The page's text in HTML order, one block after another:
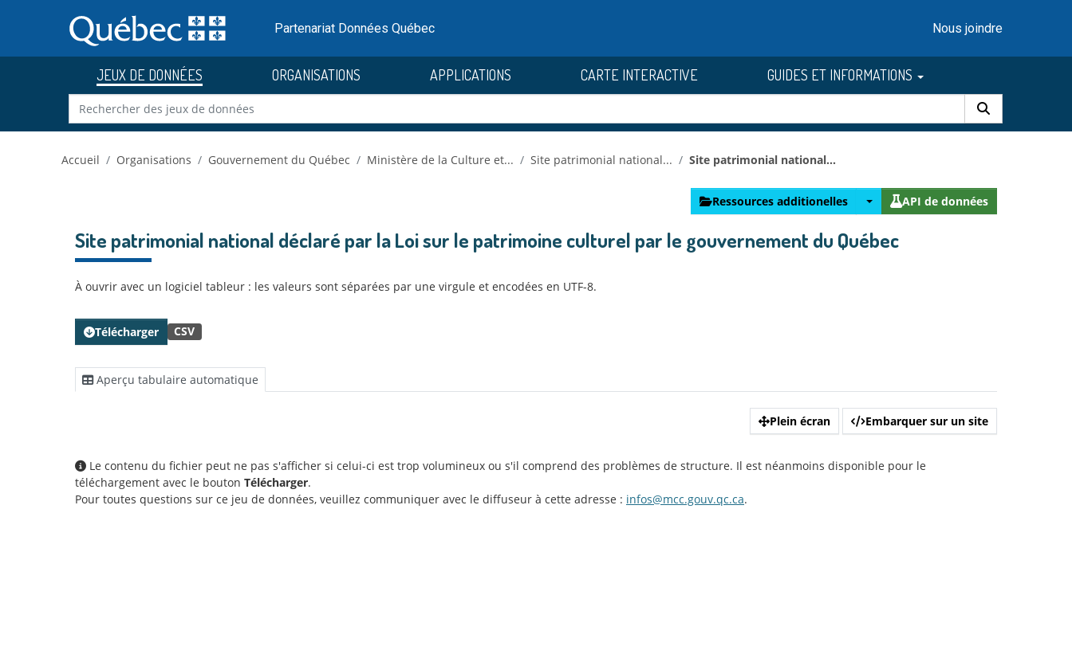
au
contenu
Partenariat Données Québec Nous joindre
JEUX DE DONNÉES ORGANISATIONS APPLICATIONS CARTE INTERACTIVE GUIDES ET INFORMATIONS
Accueil Organisations Gouvernement du Québec Ministère de la Culture et... Site patrimonial national... Site patrimonial national...
Ressources additionelles API de données
Site patrimonial national déclaré par la Loi sur le patrimoine culturel par le gouvernement du Québec
À ouvrir avec un logiciel tableur : les valeurs sont séparées par une virgule et encodées en UTF-8.
Télécharger CSV
Aperçu tabulaire automatique
Plein écran Embarquer sur un site
Le contenu du fichier peut ne pas s'afficher si celui-ci est trop volumineux ou s'il comprend des problèmes de structure. Il est néanmoins disponible pour le
téléchargement avec le bouton Télécharger.
Pour toutes questions sur ce jeu de données, veuillez communiquer avec le diffuseur à cette adresse : infos@mcc.gouv.qc.ca.